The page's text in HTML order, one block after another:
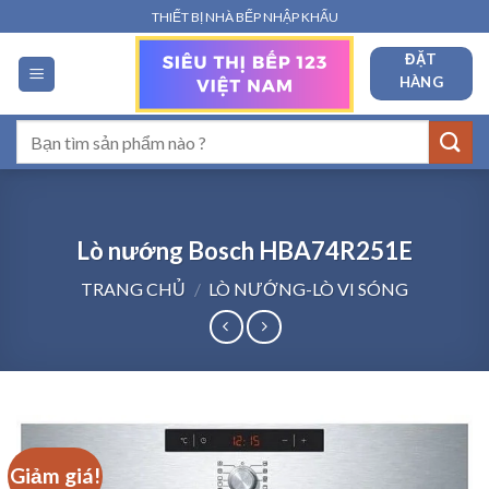
qua
nội
dung
THIẾT BỊ NHÀ BẾP NHẬP KHẨU
ĐẶT
HÀNG
kiếm:
Lò nướng Bosch HBA74R251E
TRANG CHỦ / LÒ NƯỚNG-LÒ VI SÓNG
Giảm giá!